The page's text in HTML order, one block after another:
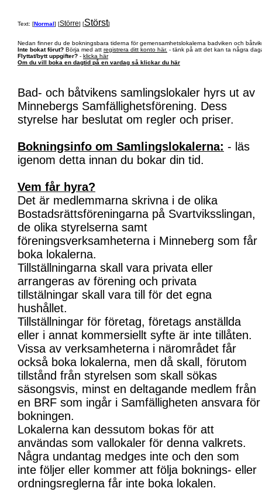
Text: [Normal] [Större] [Störst]
Nedan finner du de bokningsbara tiderna för gemensamhetslokalerna badviken och
Inte bokat förut? Börja med att registrera ditt konto här. - tänk på att det kan ta några
Flyttat/bytt uppgifter? - klicka här
Om du vill boka en dagtid på en vardag så klickar du här
Bad- och båtvikens samlingslokaler hyrs ut av
Minnebergs Samfällighetsförening. Dess
styrelse har beslutat om regler och priser.
Bokningsinfo om Samlingslokalerna: - läs
igenom detta innan du bokar din tid.
Vem får hyra?
Det är medlemmarna skrivna i de olika
Bostadsrättsföreningarna på Svartviksslingan,
de olika styrelserna samt
föreningsverksamheterna i Minneberg som får
boka lokalerna.
Tillställningarna skall vara privata eller
arrangeras av förening och privata
tillstälningar skall vara till för det egna
hushållet.
Tillställningar för företag, företags anställda
eller i annat kommersiellt syfte är inte tillåten.
Vissa av verksamheterna i närområdet får
också boka lokalerna, men då skall, förutom
tillstånd från styrelsen som skall sökas
säsongsvis, minst en deltagande medlem från
en BRF som ingår i Samfälligheten ansvara för
bokningen.
Lokalerna kan dessutom bokas för att
användas som vallokaler för denna valkrets.
Några undantag medges inte och den som
inte följer eller kommer att följa boknings- eller
ordningsreglerna får inte boka lokalen.